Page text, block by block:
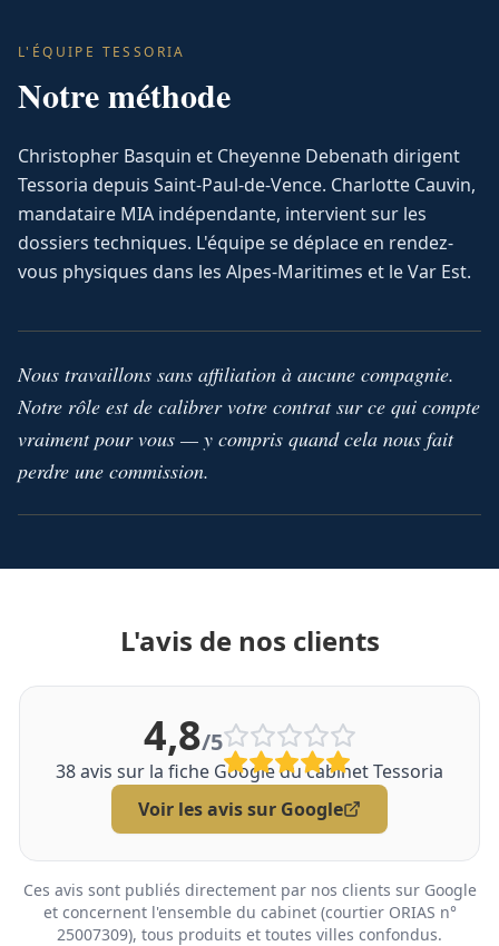
L'ÉQUIPE TESSORIA
Notre méthode
Christopher Basquin et Cheyenne Debenath dirigent
Tessoria depuis Saint-Paul-de-Vence. Charlotte Cauvin,
mandataire MIA indépendante, intervient sur les
dossiers techniques. L'équipe se déplace en rendez-
vous physiques dans les Alpes-Maritimes et le Var Est.
Nous travaillons sans affiliation à aucune compagnie.
Notre rôle est de calibrer votre contrat sur ce qui compte
vraiment pour vous — y compris quand cela nous fait
perdre une commission.
L'avis de nos clients
4,8/5
38avis sur la fiche Google du cabinet Tessoria
Voir les avis sur Google
Ces avis sont publiés directement par nos clients sur Google
et concernent l'ensemble du cabinet (courtier ORIAS n°
25007309), tous produits et toutes villes confondus.